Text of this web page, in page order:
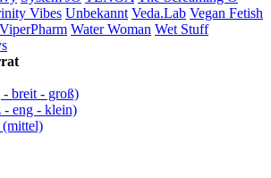
Vibes Unbekannt Veda.Lab Vegan Fetish
ViperPharm Water Woman Wet Stuff
breit - groß)
- eng - klein)
(mittel)